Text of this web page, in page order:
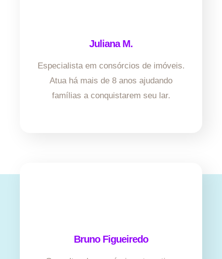
Juliana M.
Especialista em consórcios de imóveis.
Atua há mais de 8 anos ajudando
famílias a conquistarem seu lar.
Bruno Figueiredo